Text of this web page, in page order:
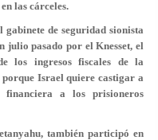
las cárceles.
de seguridad sionista
julio pasado por el Knesset, el
los ingresos fiscales de la
Israel quiere castigar a
a los prisioneros
también participó en